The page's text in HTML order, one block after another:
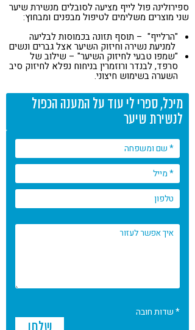
ספירולינה פול לייף מציעה לסובלים מנשירת שיער
שני מוצרים משלימים לטיפול מבפנים ומבחוץ:
"הרלייף" – תוסף תזונה בכמוסות לבליעה
למניעת נשירה וחיזוק השיער אצל גברים ונשים
"שמפו טבעי לחיזוק השיער" – שילוב של
סרפד, לבנדר ורוזמרין בניחוח נפלא לחיזוק סיב
השערה בשימוש חיצוני.
מיכל, ספרי לי עוד על המענה הכפול
לנשירת שיער
* שדות חובה